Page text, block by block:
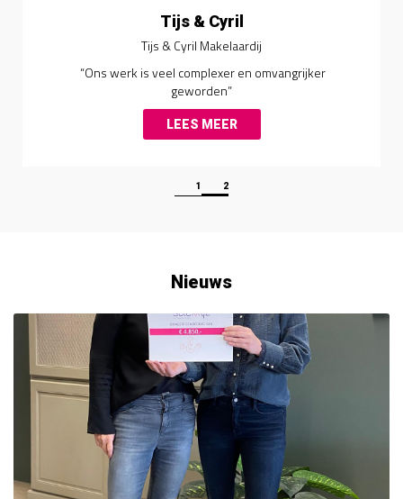
Tijs & Cyril
Tijs & Cyril Makelaardij
“Ons werk is veel complexer en omvangrijker
geworden”
LEES MEER
1 2
Nieuws